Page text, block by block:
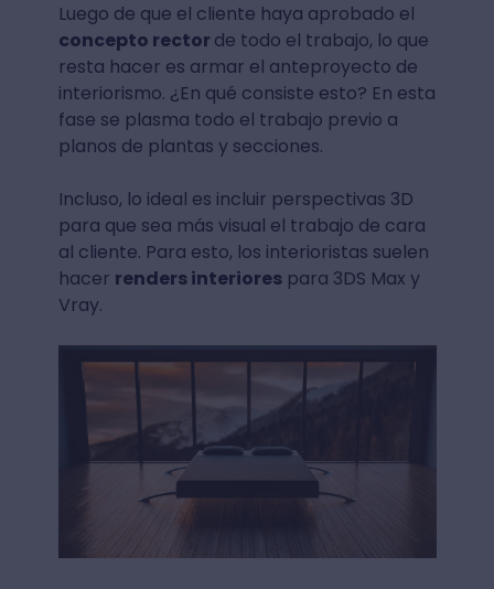
Luego de que el cliente haya aprobado el
concepto rector de todo el trabajo, lo que
resta hacer es armar el anteproyecto de
interiorismo. ¿En qué consiste esto? En esta
fase se plasma todo el trabajo previo a
planos de plantas y secciones.
Incluso, lo ideal es incluir perspectivas 3D
para que sea más visual el trabajo de cara
al cliente. Para esto, los interioristas suelen
hacer renders interiorespara 3DS Max y
Vray.